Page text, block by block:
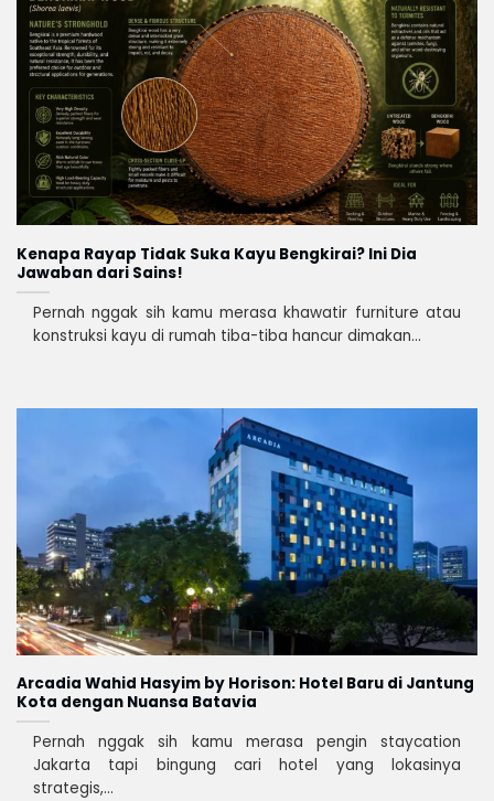
Kenapa Rayap Tidak Suka Kayu Bengkirai? Ini Dia
Jawaban dari Sains!
Pernah nggak sih kamu merasa khawatir furniture atau
konstruksi kayu di rumah tiba-tiba hancur dimakan...
Arcadia Wahid Hasyim by Horison: Hotel Baru di Jantung
Kota dengan Nuansa Batavia
Pernah nggak sih kamu merasa pengin staycation
Jakarta tapi bingung cari hotel yang lokasinya
strategis,...